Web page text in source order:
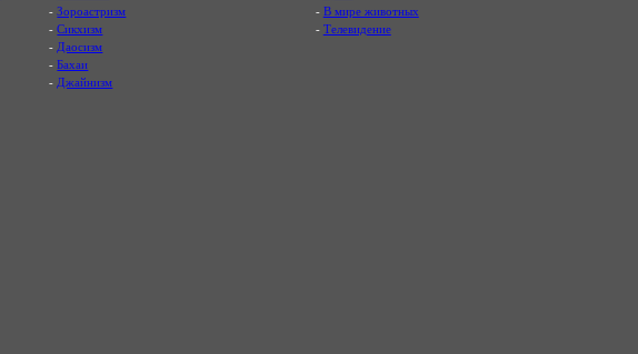
-Зороастризм
-Сикхизм
- Даосизм
-Бахаи
- Джайнизм
- В мире животных
- Телевидение